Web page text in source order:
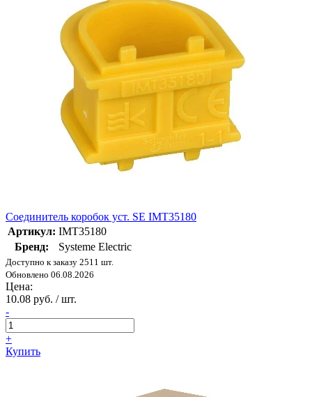
Соединитель коробок уст. SE IMT35180
Артикул: IMT35180
Бренд:
Systeme Electric
Доступно к заказу 2511 шт.
Обновлено 06.08.2026
Цена:
10.08 руб. / шт.
-
+
Купить